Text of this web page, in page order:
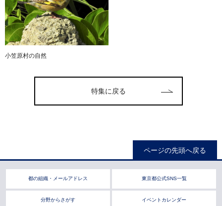
小笠原村の自然
特集に戻る
ページの先頭へ戻る
都の組織・メールアドレス 東京都公式SNS一覧
分野からさがす イベントカレンダー